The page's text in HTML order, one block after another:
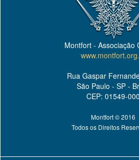
Montfort - Associação
Rua Gaspar
São Paulo - SP -
CEP: 01549-000
Montfort © 2016
Todos os Direitos